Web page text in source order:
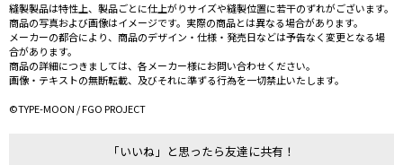
縫製製品は特性上、製品ごとに仕上がりサイズや縫製位置に若干のずれがございます。
商品の写真および画像はイメージです。実際の商品とは異なる場合があります。
メーカーの都合により、商品のデザイン・仕様・発売日などは予告なく変更となる場
合があります。
商品の詳細につきましては、各メーカー様にお問い合わせください。
画像・テキストの無断転載、及びそれに準ずる行為を一切禁止いたします。
©TYPE-MOON / FGO PROJECT
「いいね」と思ったら友達に共有！